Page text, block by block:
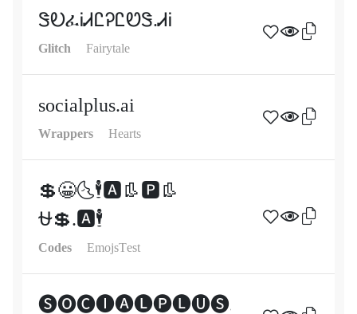
ᏕᎧፈᎥᏗᏝᎮᏝᏬᏕ.ᏗᎥ
Glitch Fairytale
socialplus.ai
Wrappers Hearts
💲😀🌜🕴🅰👢🅿👢
⛎💲.🅰🕴
Codes EmojsTest
🅢🅞🅒🅘🅐🅛🅟🅛🅤🅢.🅐🅘